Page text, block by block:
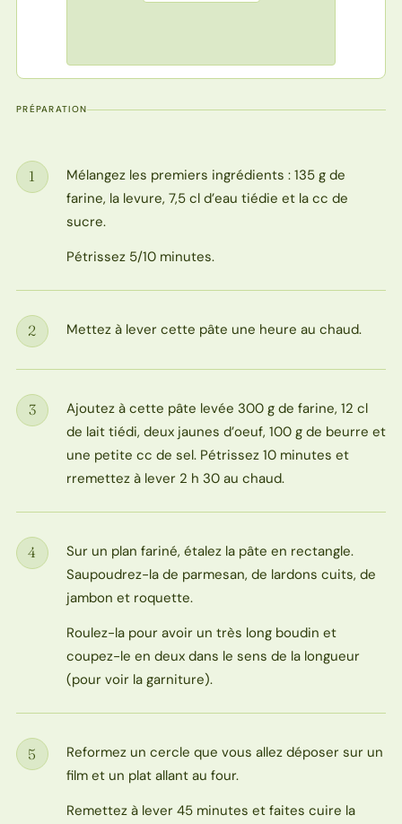
PRÉPARATION
Étape
1
Mélangez les premiers ingrédients : 135 g de
farine, la levure, 7,5 cl d’eau tiédie et la cc de
sucre.
Pétrissez 5/10 minutes.
Étape
2 Mettez à lever cette pâte une heure au chaud.
Étape
3
Ajoutez à cette pâte levée 300 g de farine, 12 cl
de lait tiédi, deux jaunes d’oeuf, 100 g de beurre et
une petite cc de sel. Pétrissez 10 minutes et
rremettez à lever 2 h 30 au chaud.
Étape
4
Sur un plan fariné, étalez la pâte en rectangle.
Saupoudrez-la de parmesan, de lardons cuits, de
jambon et roquette.
Roulez-la pour avoir un très long boudin et
coupez-le en deux dans le sens de la longueur
(pour voir la garniture).
Étape
5
Reformez un cercle que vous allez déposer sur un
film et un plat allant au four.
Remettez à lever 45 minutes et faites cuire la